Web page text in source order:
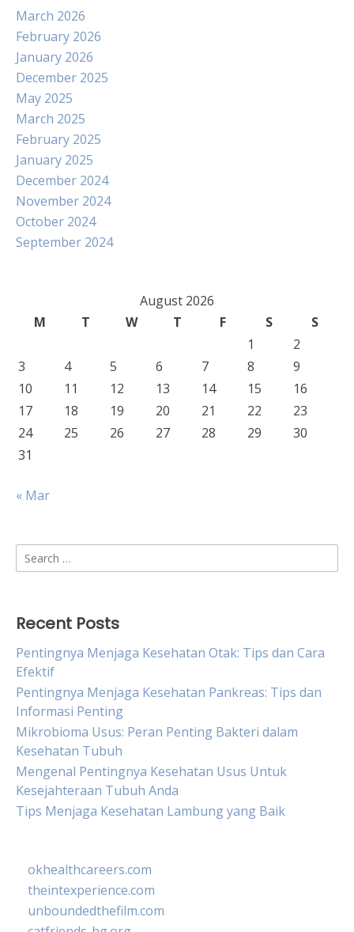
March 2026
February 2026
January 2026
December 2025
May 2025
March 2025
February 2025
January 2025
December 2024
November 2024
October 2024
September 2024
August 2026
M
T W T F S
S
1
2
3
4 5 6 7 8
9
10
11 12 13 14 15
16
17
18 19 20 21 22
23
24
25 26 27 28 29
30
31
« Mar
Search
for:
Recent Posts
Pentingnya Menjaga Kesehatan Otak: Tips dan Cara
Efektif
Pentingnya Menjaga Kesehatan Pankreas: Tips dan
Informasi Penting
Mikrobioma Usus: Peran Penting Bakteri dalam
Kesehatan Tubuh
Mengenal Pentingnya Kesehatan Usus Untuk
Kesejahteraan Tubuh Anda
Tips Menjaga Kesehatan Lambung yang Baik
okhealthcareers.com
theintexperience.com
unboundedthefilm.com